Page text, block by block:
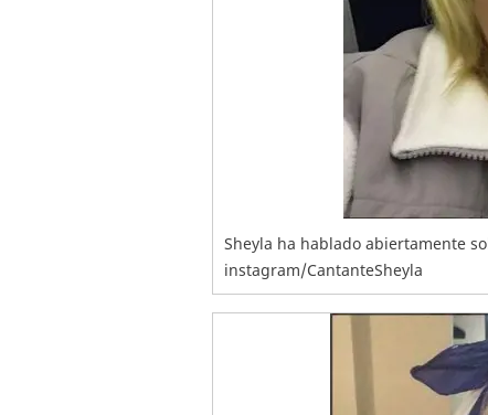
Sheyla ha hablado abiertamente
instagram/CantanteSheyla